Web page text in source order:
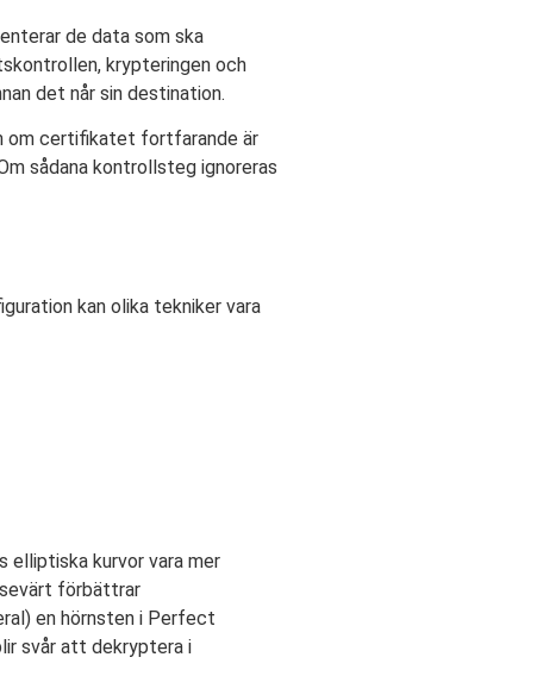
de data som ska
krypteringen och
det når sin destination.
om certifikatet fortfarande är
sådana kontrollsteg ignoreras
kan olika tekniker vara
elliptiska kurvor vara mer
förbättrar
en hörnsten i Perfect
svår att dekryptera i